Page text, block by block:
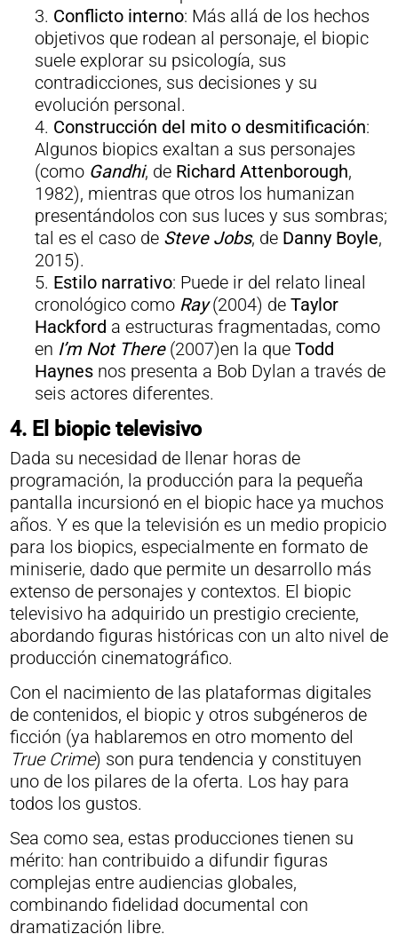
Conflicto interno: Más allá de los hechos
objetivos que rodean al personaje, el biopic
suele explorar su psicología, sus
contradicciones, sus decisiones y su
evolución personal.
Construcción del mito o desmitificación:
Algunos biopics exaltan a sus personajes
(como Gandhi, de Richard Attenborough,
1982), mientras que otros los humanizan
presentándolos con sus luces y sus sombras;
tal es el caso de Steve Jobs, de Danny Boyle,
2015).
Estilo narrativo: Puede ir del relato lineal
cronológico como Ray(2004) de Taylor
Hackford a estructuras fragmentadas, como
en I’m Not There (2007)en la que Todd
Haynesnos presenta a Bob Dylan a través de
seis actores diferentes.
4. El biopic televisivo
Dada su necesidad de llenar horas de
programación, la producción para la pequeña
pantalla incursionó en el biopic hace ya muchos
años. Y es que la televisión es un medio propicio
para los biopics, especialmente en formato de
miniserie, dado que permite un desarrollo más
extenso de personajes y contextos. El biopic
televisivo ha adquirido un prestigio creciente,
abordando figuras históricas con un alto nivel de
producción cinematográfico.
Con el nacimiento de las plataformas digitales
de contenidos, el biopic y otros subgéneros de
ficción (ya hablaremos en otro momento del
True Crime) son pura tendencia y constituyen
uno de los pilares de la oferta. Los hay para
todos los gustos.
Sea como sea, estas producciones tienen su
mérito: han contribuido a difundir figuras
complejas entre audiencias globales,
combinando fidelidad documental con
dramatización libre.